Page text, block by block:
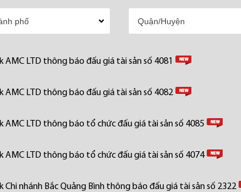
AMC LTD thông báo đấu giá tài sản số 4081
AMC LTD thông báo đấu giá tài sản số 4082
AMC LTD thông báo tổ chức đấu giá tài sản số 4085
AMC LTD thông báo tổ chức đấu giá tài sản số 4074
Chi nhánh Bắc Quảng Bình thông báo đấu giá tài sản số 2322